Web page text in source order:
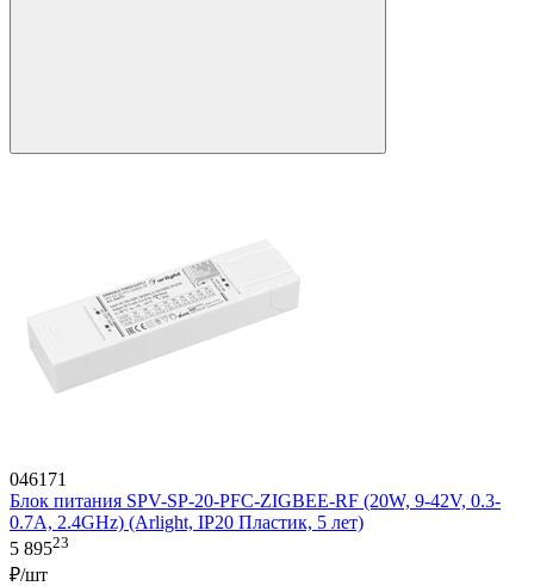
046171
Блок питания SPV-SP-20-PFC-ZIGBEE-RF (20W, 9-42V, 0.3-
0.7A, 2.4GHz) (Arlight, IP20 Пластик, 5 лет)
5 89523
₽/шт